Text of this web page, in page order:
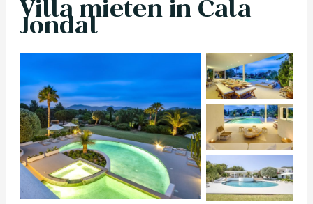
Villa mieten in Cala
Jondal